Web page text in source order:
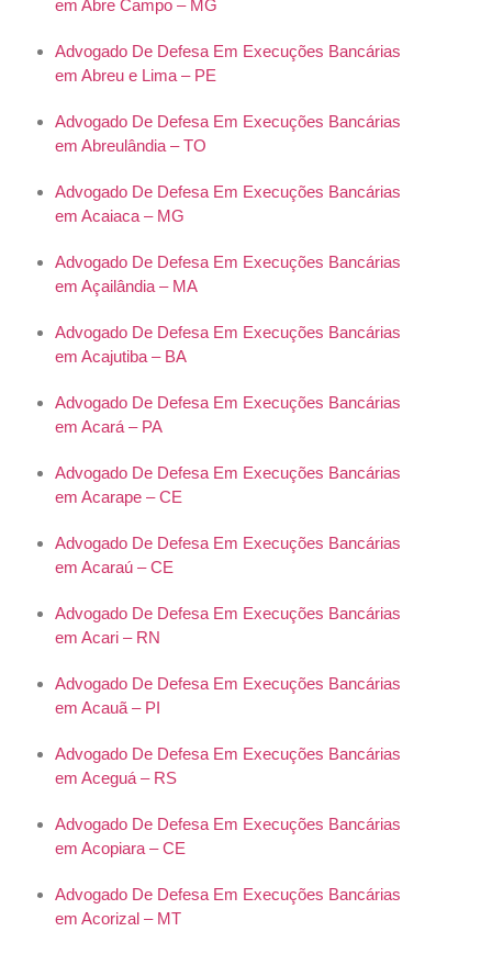
em Abre Campo – MG
Advogado De Defesa Em Execuções Bancárias
em Abreu e Lima – PE
Advogado De Defesa Em Execuções Bancárias
em Abreulândia – TO
Advogado De Defesa Em Execuções Bancárias
em Acaiaca – MG
Advogado De Defesa Em Execuções Bancárias
em Açailândia – MA
Advogado De Defesa Em Execuções Bancárias
em Acajutiba – BA
Advogado De Defesa Em Execuções Bancárias
em Acará – PA
Advogado De Defesa Em Execuções Bancárias
em Acarape – CE
Advogado De Defesa Em Execuções Bancárias
em Acaraú – CE
Advogado De Defesa Em Execuções Bancárias
em Acari – RN
Advogado De Defesa Em Execuções Bancárias
em Acauã – PI
Advogado De Defesa Em Execuções Bancárias
em Aceguá – RS
Advogado De Defesa Em Execuções Bancárias
em Acopiara – CE
Advogado De Defesa Em Execuções Bancárias
em Acorizal – MT